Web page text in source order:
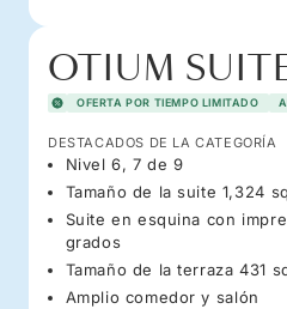
OTIUM
OFERTA POR TIEMPO LIMITADO
DESTACADOS DE LA CATEGORÍA
Nivel 6, 7 de 9
Tamaño de la suite 1,324
Suite en esquina con
grados
Tamaño de la terraza 431
Amplio comedor y salón